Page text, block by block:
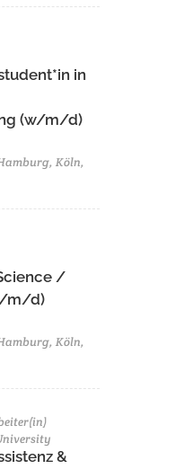
in
(w/m/d)
Köln,
/
m/d)
Köln,
&